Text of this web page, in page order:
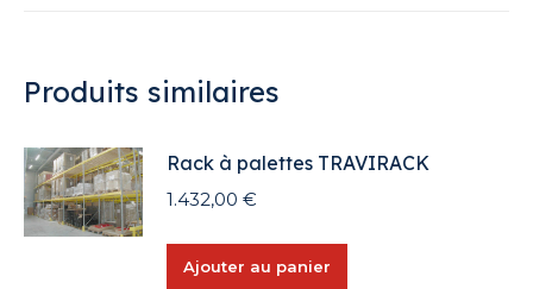
Produits similaires
Rack à palettes TRAVIRACK
1.432,00 €
Ajouter au panier